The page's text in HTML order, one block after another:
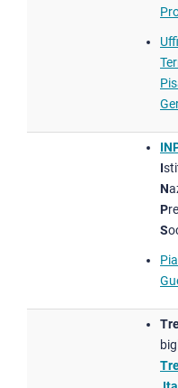
I
N
P
S